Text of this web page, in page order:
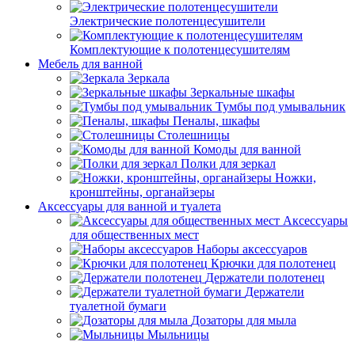
Электрические полотенцесушители
Комплектующие к полотенцесушителям
Мебель для ванной
Зеркала
Зеркальные шкафы
Тумбы под умывальник
Пеналы, шкафы
Столешницы
Комоды для ванной
Полки для зеркал
Ножки,
кронштейны, органайзеры
Аксессуары для ванной и туалета
Аксессуары
для общественных мест
Наборы аксессуаров
Крючки для полотенец
Держатели полотенец
Держатели
туалетной бумаги
Дозаторы для мыла
Мыльницы